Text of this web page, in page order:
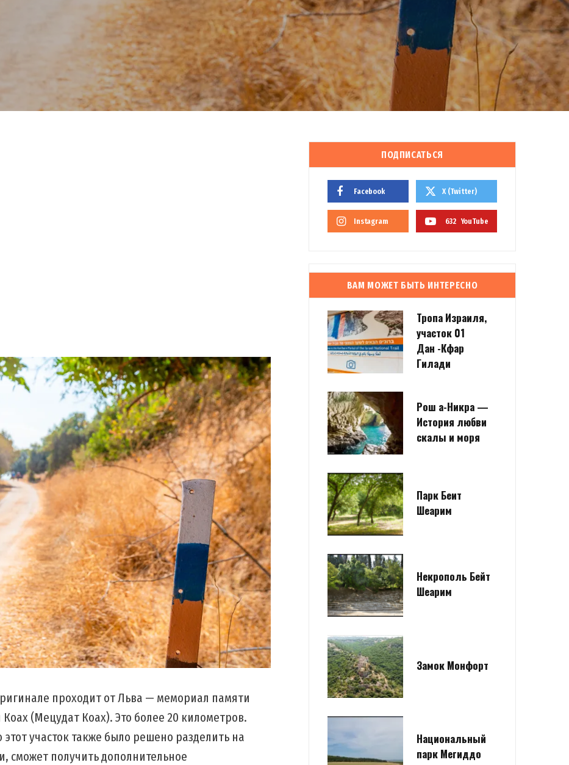
проходит от Льва — мемориал памяти
(Мецудат Коах). Это более 20 километров.
участок также было решено разделить на
сможет получить дополнительное
ПОДПИСАТЬСЯ
Facebook X (Twitter)
Instagram 632 YouTube
ВАМ МОЖЕТ БЫТЬ ИНТЕРЕСНО
Тропа Израиля,
участок 01
Дан -Кфар
Гилади
Рош а-Никра —
История любви
скалы и моря
Парк Беит
Шеарим
Некрополь Бейт
Шеарим
Замок Монфорт
Национальный
парк Мегиддо